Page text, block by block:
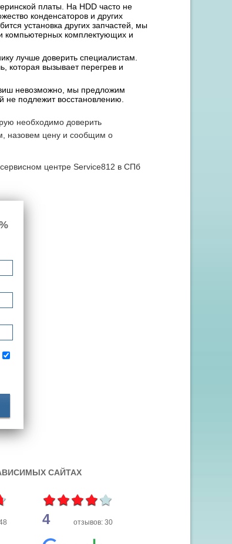
платы. На HDD часто не
конденсаторов и других
установка других запчастей, мы
компьютерных комплектующих и
лучше доверить специалистам.
которая вызывает перегрев и
невозможно, мы предложим
не подлежит восстановлению.
необходимо доверить
назовем цену и сообщим о
центре Service812 в СПб
САЙТАХ
4 отзывов: 30